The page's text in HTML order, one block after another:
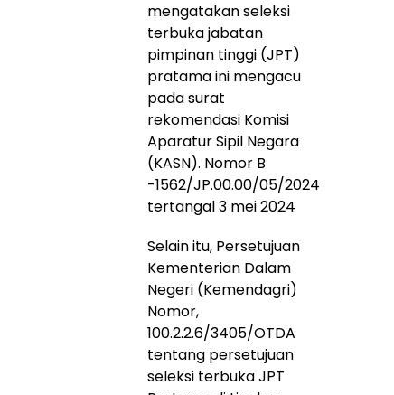
mengatakan seleksi
terbuka jabatan
pimpinan tinggi (JPT)
pratama ini mengacu
pada surat
rekomendasi Komisi
Aparatur Sipil Negara
(KASN). Nomor B
-1562/JP.00.00/05/2024
tertangal 3 mei 2024
Selain itu, Persetujuan
Kementerian Dalam
Negeri (Kemendagri)
Nomor,
100.2.2.6/3405/OTDA
tentang persetujuan
seleksi terbuka JPT